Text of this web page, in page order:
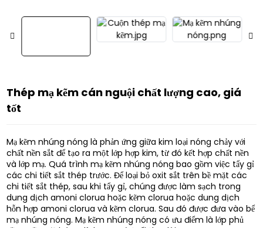
Thép mạ kẽm cán nguội chất lượng cao, giá
tốt
Mạ kẽm nhúng nóng là phản ứng giữa kim loại nóng chảy với
chất nền sắt để tạo ra một lớp hợp kim, từ đó kết hợp chất nền
và lớp mạ. Quá trình mạ kẽm nhúng nóng bao gồm việc tẩy gỉ
các chi tiết sắt thép trước. Để loại bỏ oxit sắt trên bề mặt các
chi tiết sắt thép, sau khi tẩy gỉ, chúng được làm sạch trong
dung dịch amoni clorua hoặc kẽm clorua hoặc dung dịch
hỗn hợp amoni clorua và kẽm clorua. Sau đó được đưa vào bể
mạ nhúng nóng. Mạ kẽm nhúng nóng có ưu điểm là lớp phủ